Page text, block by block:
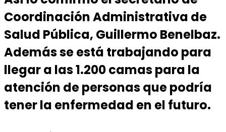
Coordinación Administrativa de
Salud Pública, Guillermo Benelbaz.
Además se está trabajando para
llegar a las 1.200 camas para la
atención de personas que podría
tener la enfermedad en el futuro.